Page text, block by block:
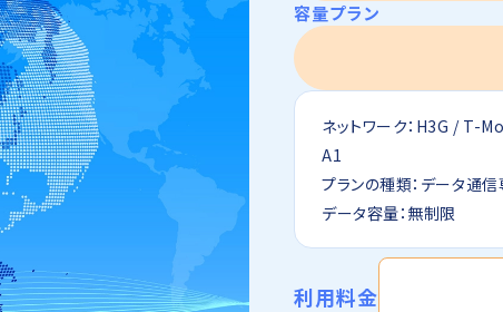
容量プラン
ネットワーク：H3G / T-
A1
プランの種類：データ通
データ容量：無制限
利用料金